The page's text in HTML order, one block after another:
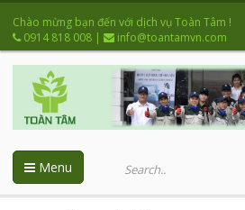
Chào mừng bạn đến với dịch vụ Toàn Tâm !
0914 818 008 | info@toantamvn.com
Menu